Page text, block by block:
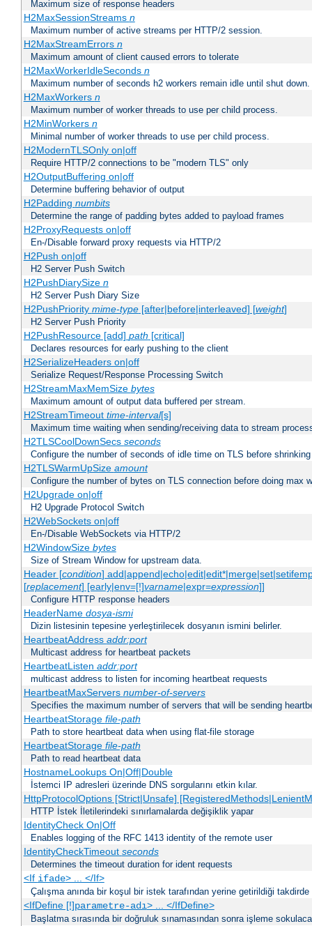
Maximum size of response headers
H2MaxSessionStreams n
Maximum number of active streams per HTTP/2 session.
H2MaxStreamErrors n
Maximum amount of client caused errors to tolerate
H2MaxWorkerIdleSeconds n
Maximum number of seconds h2 workers remain idle until shut down.
H2MaxWorkers n
Maximum number of worker threads to use per child process.
H2MinWorkers n
Minimal number of worker threads to use per child process.
H2ModernTLSOnly on|off
Require HTTP/2 connections to be "modern TLS" only
H2OutputBuffering on|off
Determine buffering behavior of output
H2Padding numbits
Determine the range of padding bytes added to payload frames
H2ProxyRequests on|off
En-/Disable forward proxy requests via HTTP/2
H2Push on|off
H2 Server Push Switch
H2PushDiarySize n
H2 Server Push Diary Size
H2PushPriority mime-type[after|before|interleaved] [weight]
H2 Server Push Priority
H2PushResource [add] path [critical]
Declares resources for early pushing to the client
H2SerializeHeaders on|off
Serialize Request/Response Processing Switch
H2StreamMaxMemSize bytes
Maximum amount of output data buffered per stream.
H2StreamTimeout time-interval[s]
Maximum time waiting when sending/receiving data to stream
H2TLSCoolDownSecs seconds
Configure the number of seconds of idle time on TLS before
H2TLSWarmUpSize amount
Configure the number of bytes on TLS connection before doing max
H2Upgrade on|off
H2 Upgrade Protocol Switch
H2WebSockets on|off
En-/Disable WebSockets via HTTP/2
H2WindowSize bytes
Size of Stream Window for upstream data.
Header [condition]
[replacement] [early|env=[!]varname|expr=expression]]
Configure HTTP response headers
HeaderName dosya-ismi
Dizin listesinin tepesine yerleştirilecek dosyanın ismini belirler.
HeartbeatAddress addr:port
Multicast address for heartbeat packets
HeartbeatListen addr:port
multicast address to listen for incoming heartbeat requests
HeartbeatMaxServers number-of-servers
Specifies the maximum number of servers that will be sending
HeartbeatStorage file-path
Path to store heartbeat data when using flat-file storage
HeartbeatStorage file-path
Path to read heartbeat data
HostnameLookups On|Off|Double
İstemci IP adresleri üzerinde DNS sorgularını etkin kılar.
HttpProtocolOptions [Strict|Unsafe]
HTTP İstek İletilerindeki sınırlamalarda değişiklik yapar
IdentityCheck On|Off
Enables logging of the RFC 1413 identity of the remote user
IdentityCheckTimeout seconds
Determines the timeout duration for ident requests
<If ifade> ... </If>
Çalışma anında bir koşul bir istek tarafından yerine getirildiği takdirde
<IfDefine [!]parametre-adı> ... </IfDefine>
Başlatma sırasında bir doğruluk sınamasından sonra işleme